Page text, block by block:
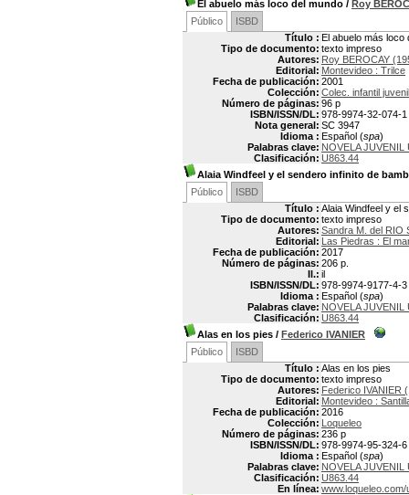
El abuelo más loco del mundo / Roy
Público
ISBD
Título : El abuelo más loco
Tipo de documento: texto impreso
Autores: Roy BEROCAY
Editorial: Montevideo : Trilce
Fecha de publicación: 2001
Colección: Colec. infantil
Número de páginas: 96 p
ISBN/ISSN/DL: 978-9974-32-074-1
Nota general: SC 3947
Idioma : Español (spa)
Palabras clave: NOVELA JUVENIL
Clasificación: U863.44
Alaia Windfeel y el sendero infinito de
Público
ISBD
Título : Alaia Windfeel y el
Tipo de documento: texto impreso
Autores: Sandra M. del RIO
Editorial: Las Piedras : El
Fecha de publicación: 2017
Número de páginas: 206 p.
Il.: il
ISBN/ISSN/DL: 978-9974-9177-4-3
Idioma : Español (spa)
Palabras clave: NOVELA JUVENIL
Clasificación: U863.44
Alas en los pies / Federico IVANIER
Público
ISBD
Título : Alas en los pies
Tipo de documento: texto impreso
Autores: Federico IVANIER
Editorial: Montevideo :
Fecha de publicación: 2016
Colección: Loqueleo
Número de páginas: 236 p
ISBN/ISSN/DL: 978-9974-95-324-6
Idioma : Español (spa)
Palabras clave: NOVELA JUVENIL
Clasificación: U863.44
En línea: www.loqueleo.com/